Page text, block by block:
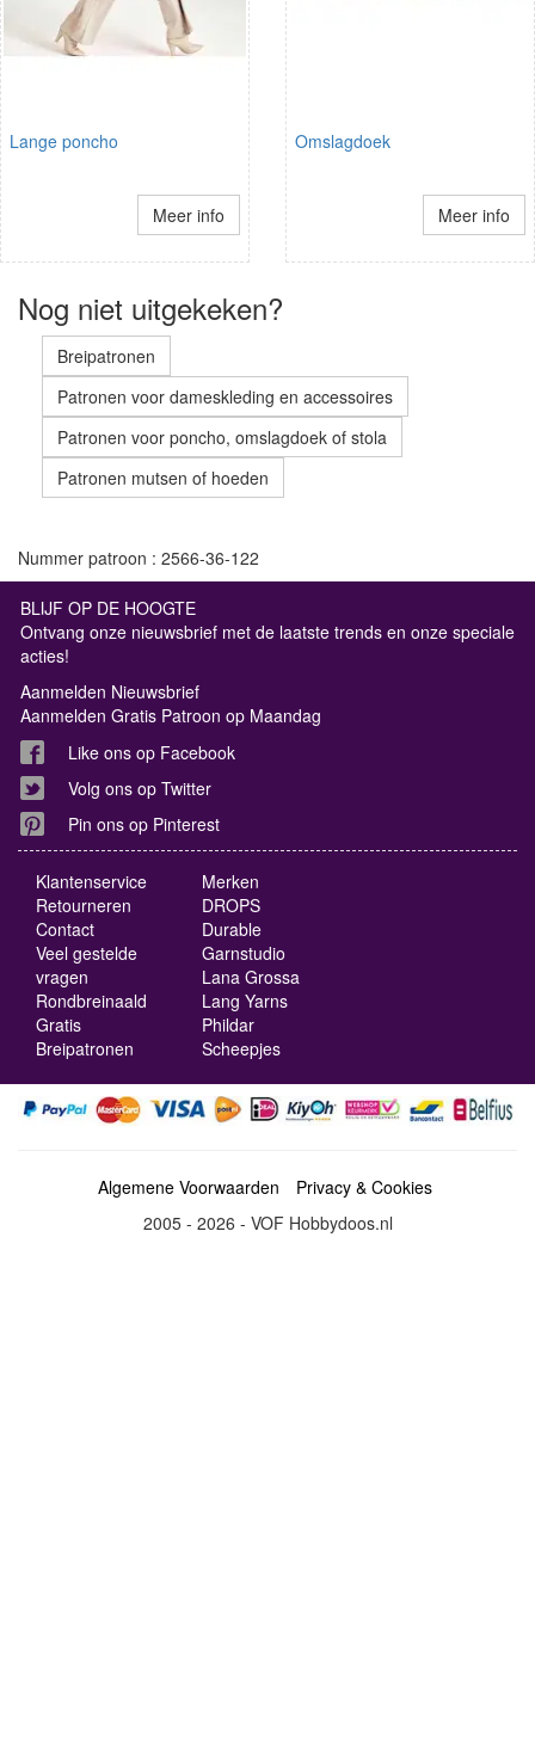
Lange poncho
Meer info
Omslagdoek
Meer info
Nog niet uitgekeken?
Breipatronen
Patronen voor dameskleding en accessoires
Patronen voor poncho, omslagdoek of stola
Patronen mutsen of hoeden
Nummer patroon : 2566-36-122
BLIJF OP DE HOOGTE
Ontvang onze nieuwsbrief met de laatste trends en onze speciale
acties!
Aanmelden Nieuwsbrief
Aanmelden Gratis Patroon op Maandag
Like ons op Facebook
Volg ons op Twitter
Pin ons op Pinterest
Klantenservice
Retourneren
Contact
Veel gestelde
vragen
Rondbreinaald
Gratis
Breipatronen
Merken
DROPS
Durable
Garnstudio
Lana Grossa
Lang Yarns
Phildar
Scheepjes
Algemene Voorwaarden
Privacy & Cookies
2005 - 2026 - VOF Hobbydoos.nl